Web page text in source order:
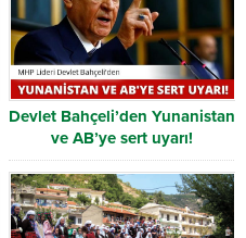
Devlet Bahçeli’den Yunanistan
ve AB’ye sert uyarı!